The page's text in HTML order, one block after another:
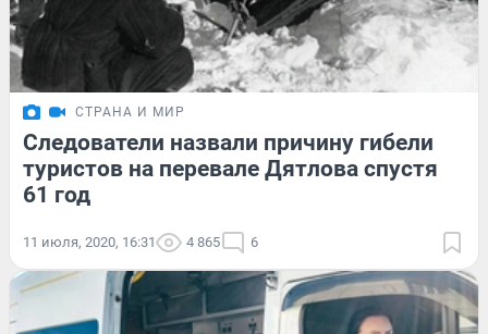
СТРАНА И МИР
Следователи назвали причину гибели
туристов на перевале Дятлова спустя
61 год
11 июля, 2020, 16:31 4 865 6